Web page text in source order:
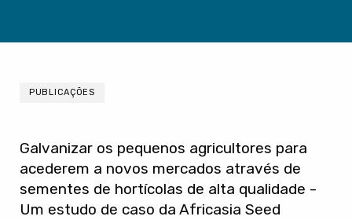
PUBLICAÇÕES
Galvanizar os pequenos agricultores para
acederem a novos mercados através de
sementes de hortícolas de alta qualidade -
Um estudo de caso da Africasia Seed